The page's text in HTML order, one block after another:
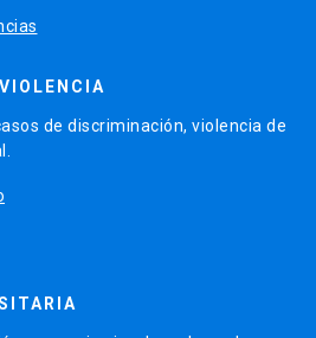
de discriminación, violencia de